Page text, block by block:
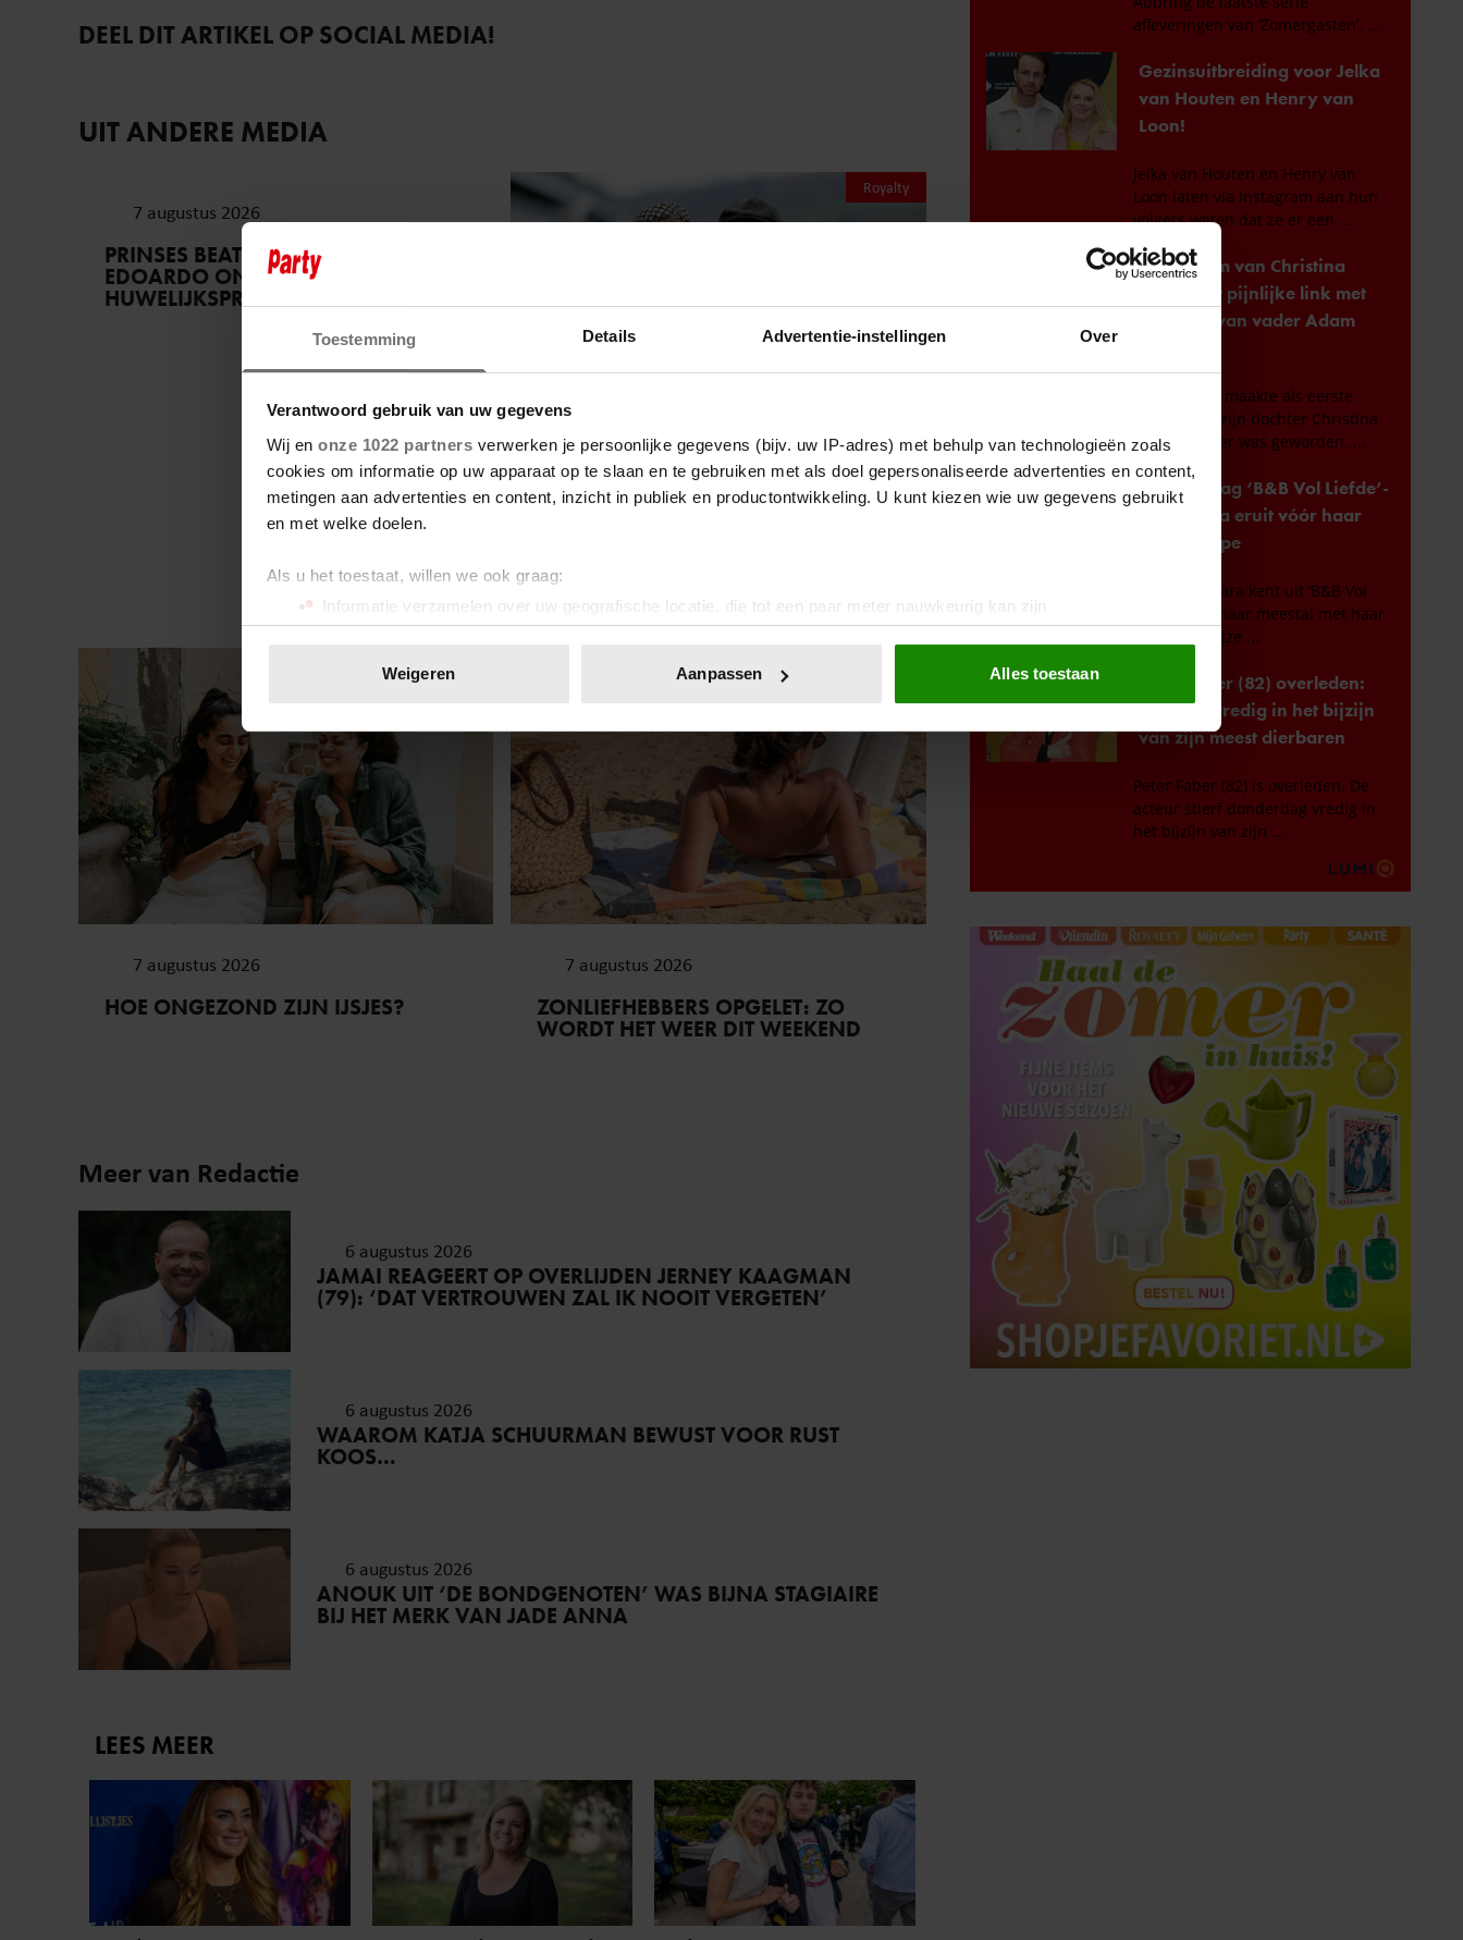
Toestemming Details Advertentie-instellingen Over
Verantwoord gebruik van uw gegevens
Wij en onze 1022 partners verwerken je persoonlijke gegevens (bijv. uw IP-adres) met behulp van technologieën zoals
cookies om informatie op uw apparaat op te slaan en te gebruiken met als doel gepersonaliseerde advertenties en content,
metingen aan advertenties en content, inzicht in publiek en productontwikkeling. U kunt kiezen wie uw gegevens gebruikt
en met welke doelen.
Als u het toestaat, willen we ook graag:
Informatie verzamelen over uw geografische locatie, die tot een paar meter nauwkeurig kan zijn
Uw apparaat identificeren door het actief te scannen op specifieke eigenschappen (fingerprinting)
toestemming op elk moment wijzigen of intrekken in de Cookieverklaring.
We gebruiken cookies om content en advertenties te personaliseren, om functies voor social media te bieden en om ons
websiteverkeer te analyseren. Ook delen we informatie over uw gebruik van onze site met onze partners voor social
media, adverteren en analyse. Deze partners kunnen deze gegevens combineren met andere informatie die u aan ze heeft
verstrekt of die ze hebben verzameld op basis van uw gebruik van hun services. U gaat akkoord met onze cookies als u
onze website blijft gebruiken.
Weigeren Aanpassen Alles toestaan
DEEL DIT ARTIKEL OP SOCIAL MEDIA!
UIT ANDERE MEDIA
7 augustus 2026
PRINSES BEATRICE’S ECHTGENOOT
EDOARDO ONTKENT
HUWELIJKSPROBLEMEN
Royalty
7 augustus 2026
HUWELIJKSPROBLEMEN
7 augustus 2026
HOE ONGEZOND ZIJN IJSJES?
7 augustus 2026
ZONLIEFHEBBERS OPGELET: ZO
WORDT HET WEER DIT WEEKEND
Meer van Redactie
6 augustus 2026
JAMAI REAGEERT OP OVERLIJDEN JERNEY KAAGMAN
(79): ‘DAT VERTROUWEN ZAL IK NOOIT VERGETEN’
6 augustus 2026
WAAROM KATJA SCHUURMAN BEWUST VOOR RUST
KOOS…
6 augustus 2026
ANOUK UIT ‘DE BONDGENOTEN’ WAS BIJNA STAGIAIRE
BIJ HET MERK VAN JADE ANNA